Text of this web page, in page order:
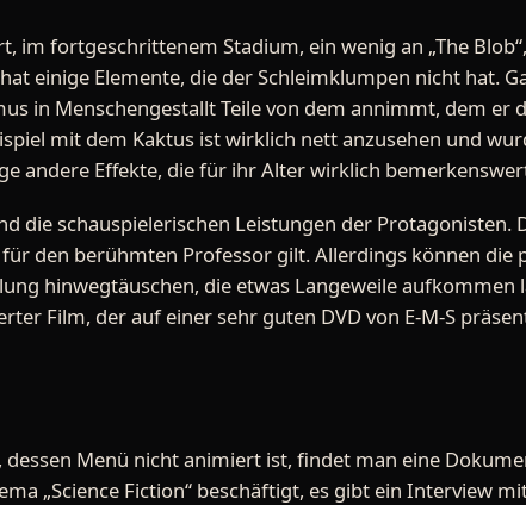
im fortgeschrittenem Stadium, ein wenig an „The
einige Elemente, die der Schleimklumpen nicht hat.
in Menschengestallt Teile von dem annimmt, dem er
mit dem Kaktus ist wirklich nett anzusehen und
andere Effekte, die für ihr Alter wirklich
die schauspielerischen Leistungen der
den berühmten Professor gilt. Allerdings können die
hinwegtäuschen, die etwas Langeweile aufkommen
Film, der auf einer sehr guten DVD von E-M-S
dessen Menü nicht animiert ist, findet man eine
„Science Fiction“ beschäftigt, es gibt ein Interview